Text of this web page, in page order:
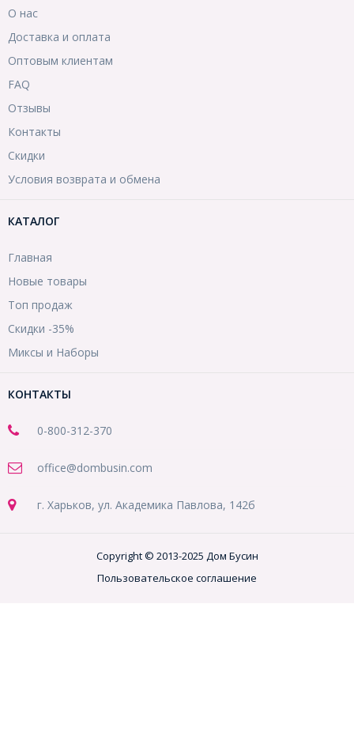
О нас
Доставка и оплата
Оптовым клиентам
FAQ
Отзывы
Контакты
Скидки
Условия возврата и обмена
КАТАЛОГ
Главная
Новые товары
Топ продаж
Скидки -35%
Миксы и Наборы
КОНТАКТЫ
0-800-312-370
office@dombusin.com
г. Харьков, ул. Академика Павлова, 142б
Copyright © 2013-2025 Дом Бусин
Пользовательское соглашение